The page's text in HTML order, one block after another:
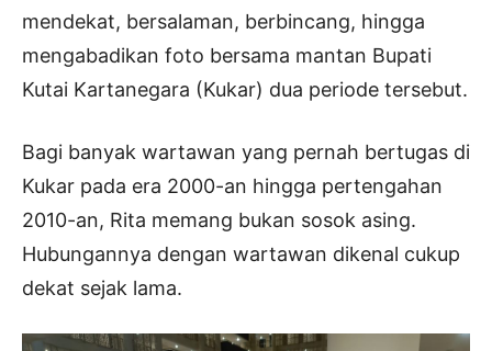
mendekat, bersalaman, berbincang, hingga
mengabadikan foto bersama mantan Bupati
Kutai Kartanegara (Kukar) dua periode tersebut.
Bagi banyak wartawan yang pernah bertugas di
Kukar pada era 2000-an hingga pertengahan
2010-an, Rita memang bukan sosok asing.
Hubungannya dengan wartawan dikenal cukup
dekat sejak lama.